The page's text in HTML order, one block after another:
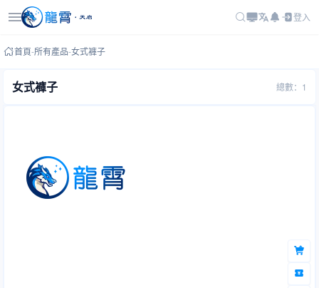
登入
首頁-所有產品-女式褲子
女式褲子 總數：1